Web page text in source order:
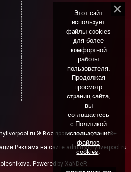
® Все права защищены. 18+
Реклама на сайте admin@myliverpool.ru
Powered by XaNDeR.
Этот сайт
использует
файлы cookies
для более
комфортной
работы
пользователя.
Продолжая
просмотр
страниц сайта,
вы
соглашаетесь
с Политикой
использования
файлов
cookies